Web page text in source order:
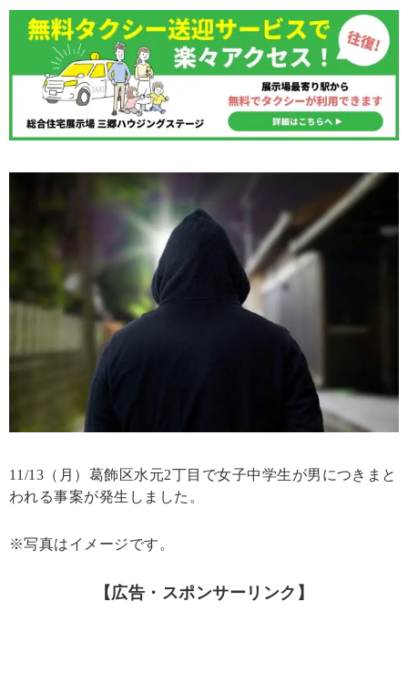
11/13（月）葛飾区水元2丁目で女子中学生が男につきまと
われる事案が発生しました。
※写真はイメージです。
【広告・スポンサーリンク】